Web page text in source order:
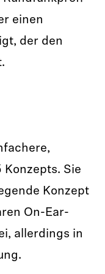
einen
der den
Konzepts. Sie
Konzept
On-Ear-
allerdings in